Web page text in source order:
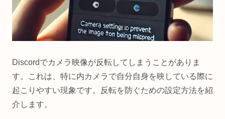
Discordでカメラ映像が反転してしまうことがありま
す。これは、特に内カメラで自分自身を映している際に
起こりやすい現象です。反転を防ぐための設定方法を紹
介します。